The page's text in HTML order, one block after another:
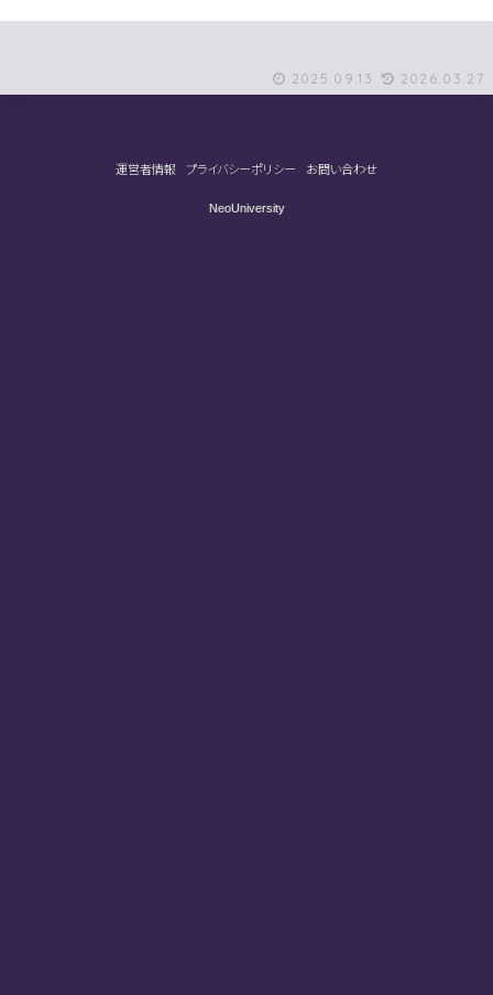
2025.09.13 2026.03.27
運営者情報 プライバシーポリシー お問い合わせ
NeoUniversity